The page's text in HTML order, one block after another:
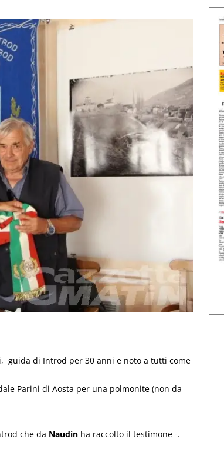
guida di Introd per 30 anni e noto a tutti come
Parini di Aosta per una polmonite (non da
che da Naudin ha raccolto il testimone -.